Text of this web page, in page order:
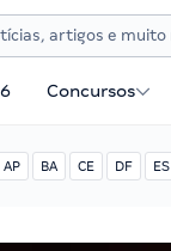
Concursos
AP BA CE DF ES